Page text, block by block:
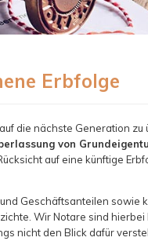
Erbfolge
die nächste Generation
von
auf eine künftige
Geschäftsanteilen sowie
Wir Notare sind
nicht den Blick dafür